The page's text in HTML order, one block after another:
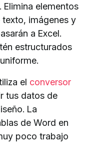
elementos
imágenes y
a Excel.
estructurados
el conversor
tus datos de
La
de Word en
poco trabajo